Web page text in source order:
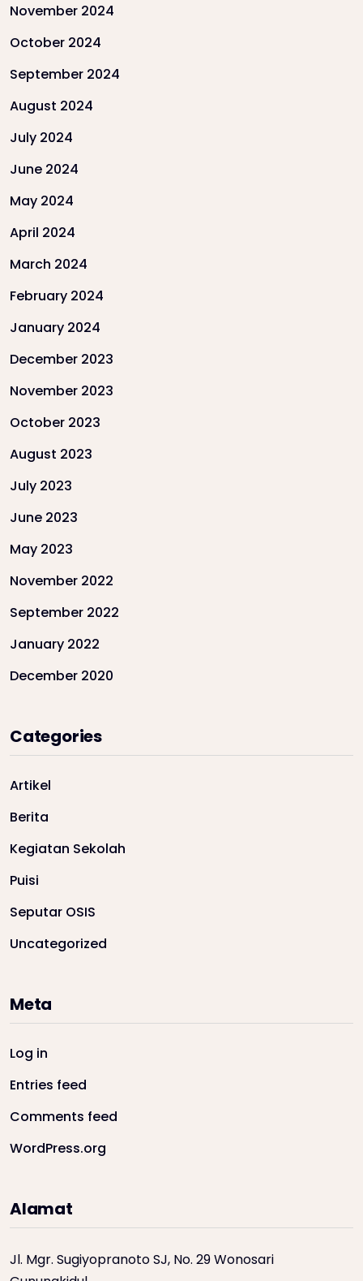
November 2024
October 2024
September 2024
August 2024
July 2024
June 2024
May 2024
April 2024
March 2024
February 2024
January 2024
December 2023
November 2023
October 2023
August 2023
July 2023
June 2023
May 2023
November 2022
September 2022
January 2022
December 2020
Categories
Artikel
Berita
Kegiatan Sekolah
Puisi
Seputar OSIS
Uncategorized
Meta
Log in
Entries feed
Comments feed
WordPress.org
Alamat
Jl. Mgr. Sugiyopranoto SJ, No. 29 Wonosari